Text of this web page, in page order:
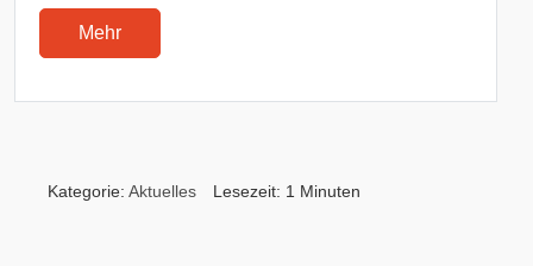
Mehr
Kategorie: Aktuelles Lesezeit: 1 Minuten